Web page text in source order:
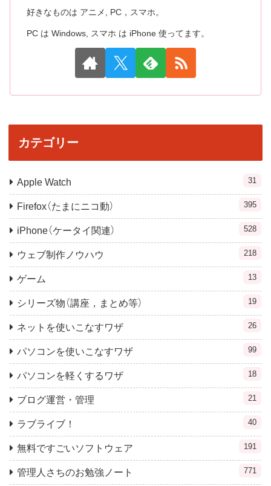
好きなものは アニメ, PC，スマホ。
PC は Windows, スマホ は iPhone 使ってます。
カテゴリー
Apple Watch 31
Firefox（たまにニコ動） 395
iPhone（ケータイ関連） 528
ウェブ制作ノウハウ 218
ゲーム 13
シリーズ物（講座，まとめ等） 19
ネットを使いこなすワザ 26
パソコンを使いこなすワザ 99
パソコンを軽くするワザ 18
ブログ運営・管理 21
ラブライブ！ 40
無料ですごいソフトウェア 191
管理人さちのお勉強ノート 771